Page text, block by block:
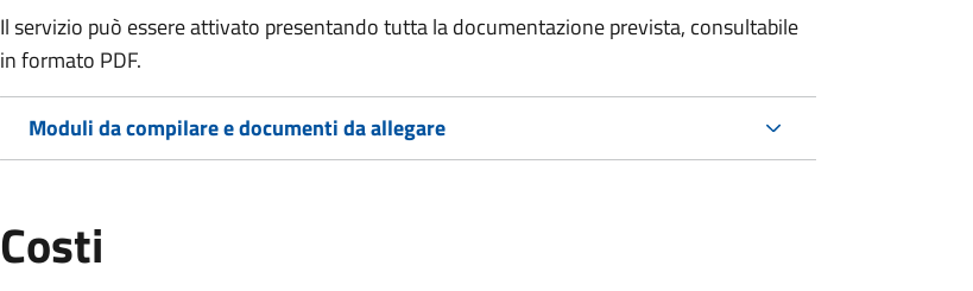
Il servizio può essere attivato presentando tutta la documentazione prevista, consultabile
in formato PDF.
Moduli da compilare e documenti da allegare
Costi